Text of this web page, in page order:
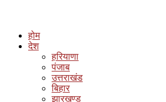
होम
देश
हरियाणा
पंजाब
उत्तराखंड
बिहार
झारखण्ड